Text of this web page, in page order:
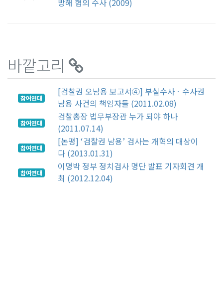
바깥고리
참여연대
[검찰권 오남용 보고서④] 부실수사ㆍ수사권
남용 사건의 책임자들 (2011.02.08)
참여연대
검찰총장 법무부장관 누가 되야 하나
(2011.07.14)
참여연대
[논평] ‘검찰권 남용’ 검사는 개혁의 대상이
다 (2013.01.31)
참여연대
이명박 정부 정치검사 명단 발표 기자회견 개
최 (2012.12.04)